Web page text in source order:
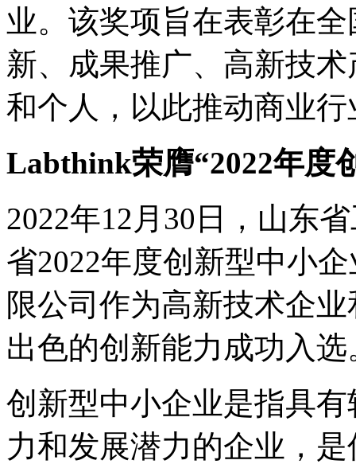
业。该奖项旨在表彰在
新、成果推广、高新技
和个人，以此推动商业
Labthink荣膺“2022年度
2022年12月30日，山东
省2022年度创新型中小
限公司作为高新技术企
出色的创新能力成功入选
创新型中小企业是指具
力和发展潜力的企业，